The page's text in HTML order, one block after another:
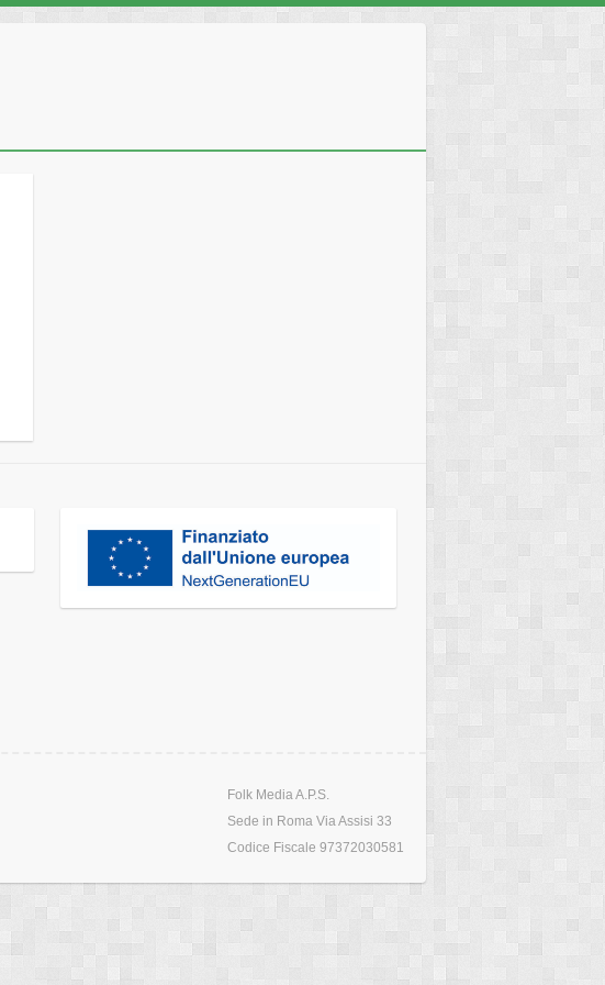
Folk Media A.P.S.
Sede in Roma Via Assisi 33
Codice Fiscale 97372030581